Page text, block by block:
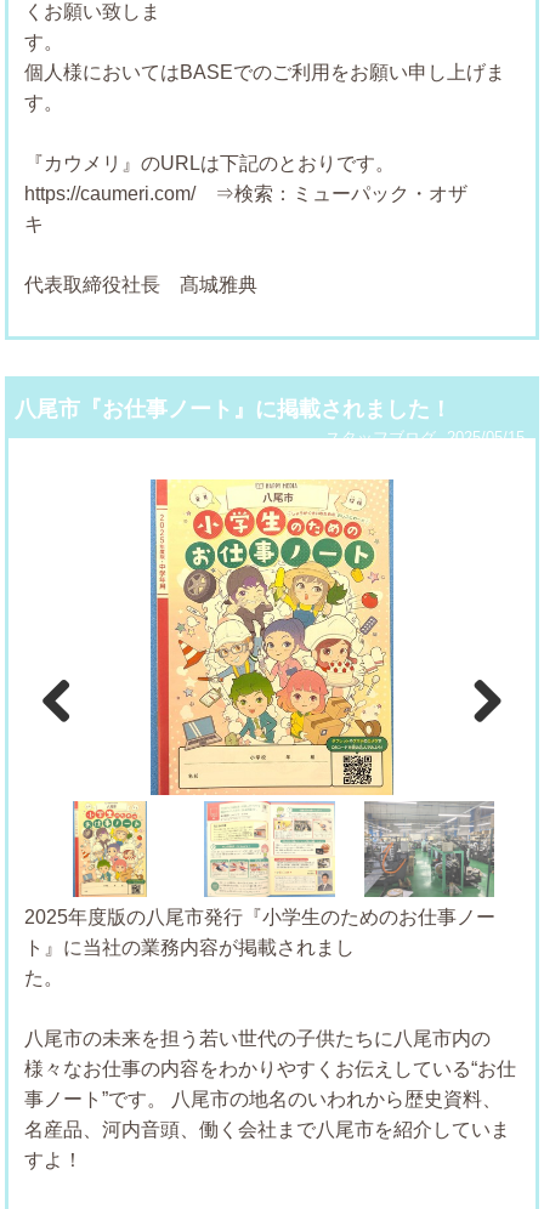
くお願い致しま
個人様においてはBASEでのご利用をお願い申し上げま
す
『カウメリ』のURLは下記のとおりです。
https://caumeri.com/ ⇒検索：ミューパック・オザ
代表取締役社長 髙城雅典
八尾市『お仕事ノート』に掲載されました！
2025/05/15
スタッフブログ
2025年度版の八尾市発行『小学生のためのお仕事ノー
ト』に当社の業務内容が掲載されまし
た。
八尾市の未来を担う若い世代の子供たちに八尾市内の
様々なお仕事の内容をわかりやすくお伝えしている“お仕
事ノート”です。
八尾市の地名のいわれから歴史資料、
名産品、河内音頭、働く会社まで八尾市を紹介していま
すよ！